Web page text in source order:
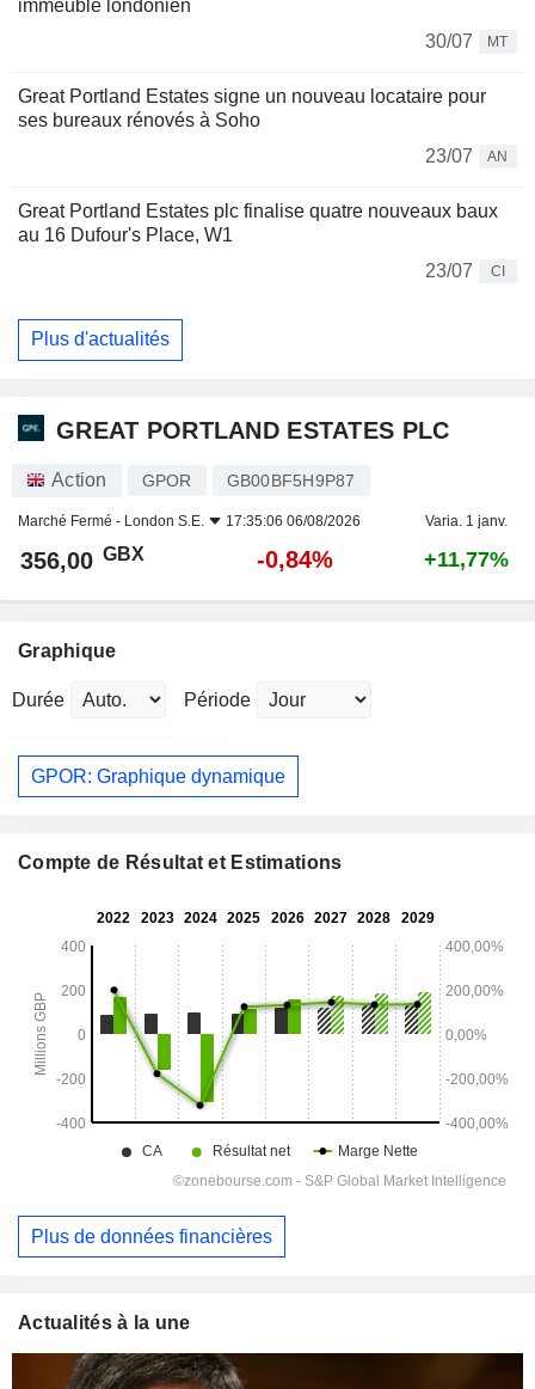
immeuble londonien
30/07
MT
Great Portland Estates signe un nouveau locataire pour
ses bureaux rénovés à Soho
23/07
AN
Great Portland Estates plc finalise quatre nouveaux baux
au 16 Dufour's Place, W1
23/07
CI
Plus d'actualités
GREAT PORTLAND ESTATES PLC
Action GPOR GB00BF5H9P87
Marché Fermé - London S.E. 17:35:06 06/08/2026 Varia. 1 janv.
356,00 GBX -0,84% +11,77%
Graphique
Durée Période
GPOR: Graphique dynamique
Compte de Résultat et Estimations
Plus de données financières
Actualités à la une